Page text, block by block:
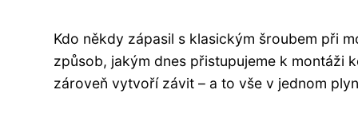
Kdo někdy zápasil s klasickým šroubem při
způsob, jakým dnes přistupujeme k
zároveň vytvoří závit – a to vše v jednom